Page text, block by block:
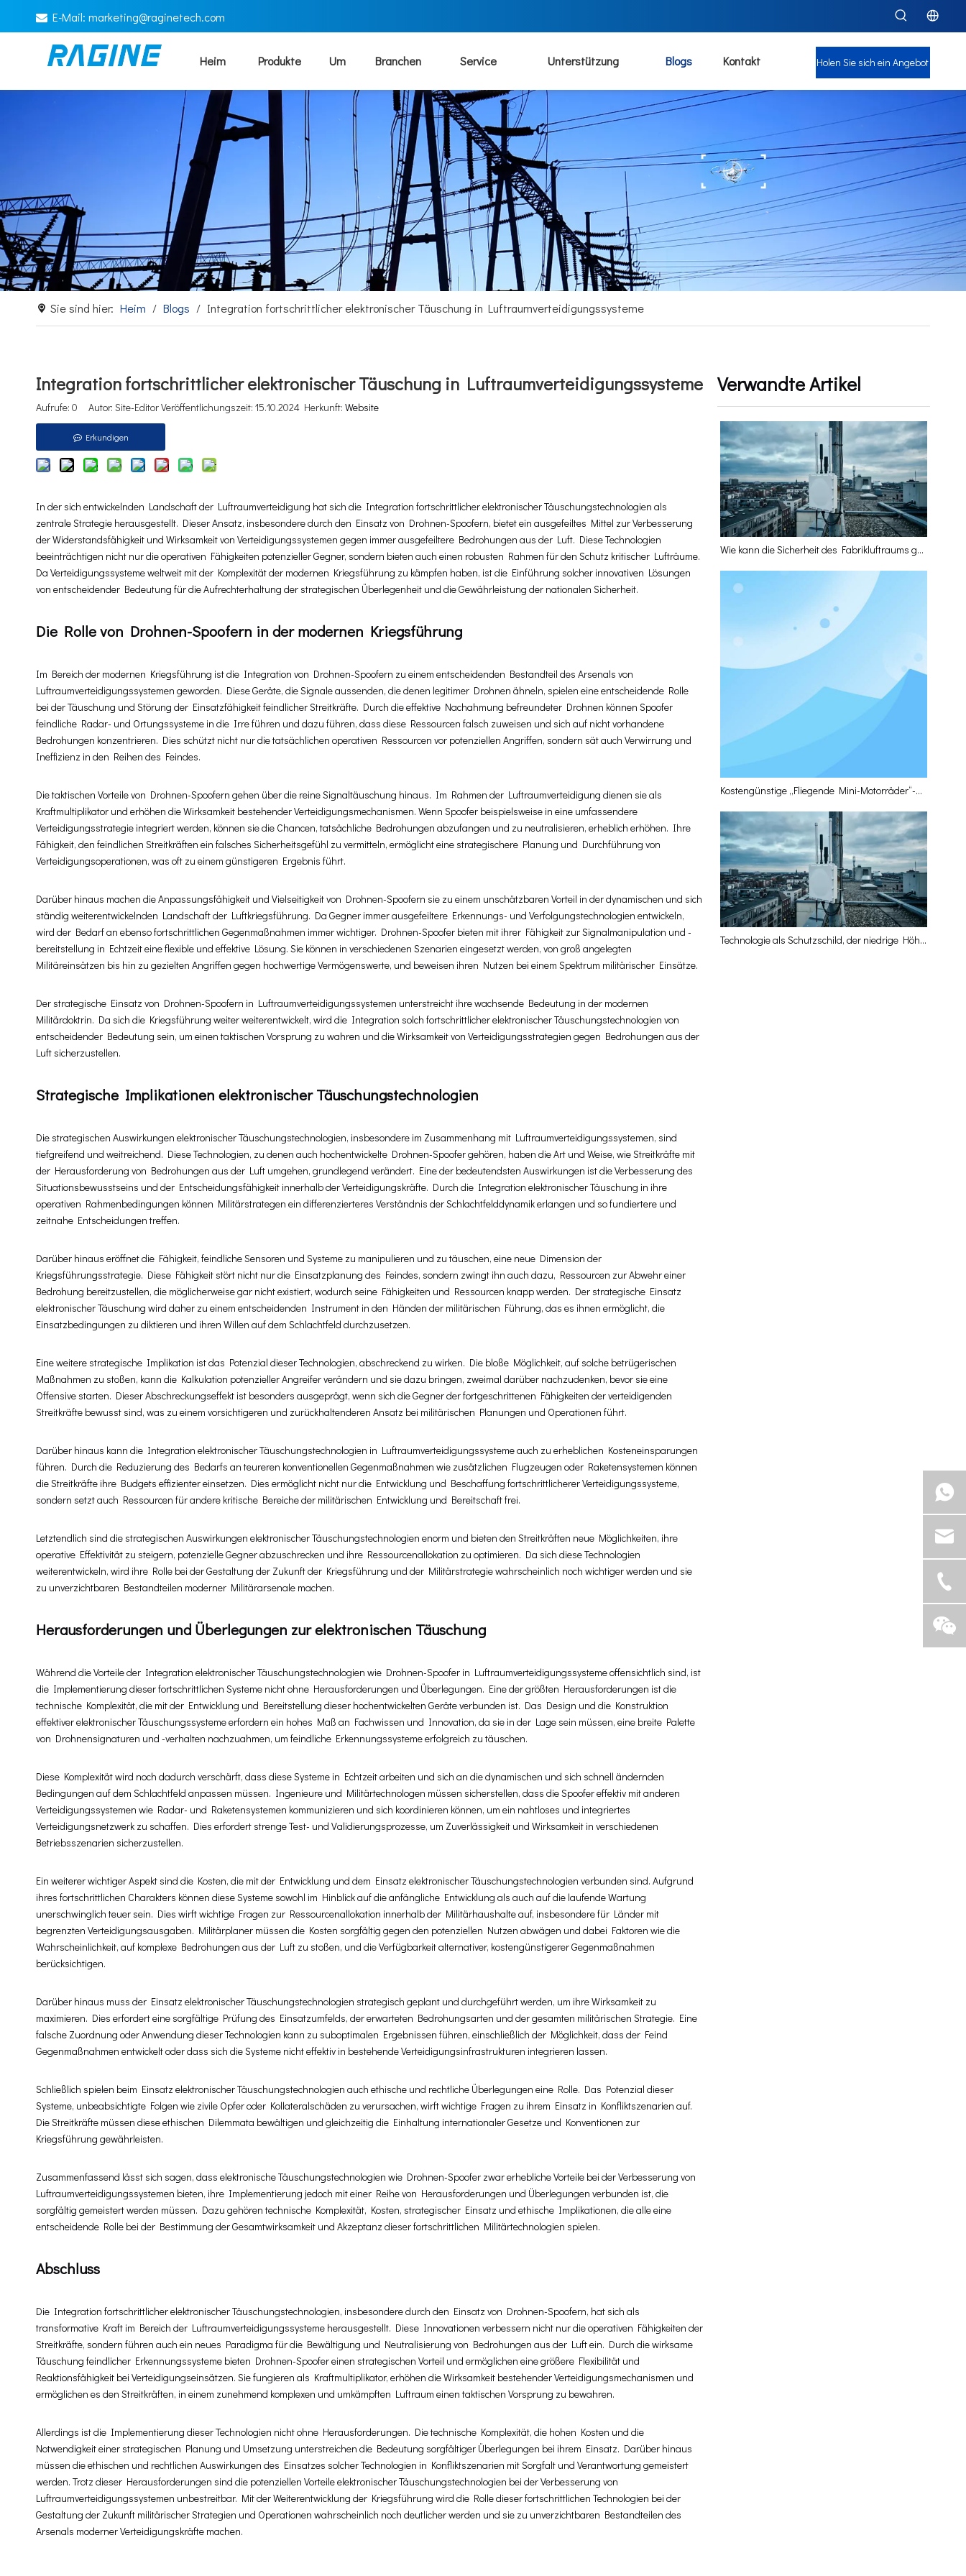
 E-Mail: marketing@raginetech.com
Heim Produkte Um Branchen Service Unterstützung Blogs Kontakt Holen Sie sich ein Angebot
Sie sind hier: Heim / Blogs / Integration fortschrittlicher elektronischer Täuschung in Luftraumverteidigungssysteme
Integration fortschrittlicher elektronischer Täuschung in Luftraumverteidigungssysteme
Aufrufe: 0 Autor: Site-Editor Veröffentlichungszeit: 15.10.2024 Herkunft: Website
Erkundigen
In der sich entwickelnden Landschaft der Luftraumverteidigung hat sich die Integration fortschrittlicher elektronischer Täuschungstechnologien als
zentrale Strategie herausgestellt. Dieser Ansatz, insbesondere durch den Einsatz von Drohnen-Spoofern, bietet ein ausgefeiltes Mittel zur Verbesserung
der Widerstandsfähigkeit und Wirksamkeit von Verteidigungssystemen gegen immer ausgefeiltere Bedrohungen aus der Luft. Diese Technologien
beeinträchtigen nicht nur die operativen Fähigkeiten potenzieller Gegner, sondern bieten auch einen robusten Rahmen für den Schutz kritischer Lufträume.
Da Verteidigungssysteme weltweit mit der Komplexität der modernen Kriegsführung zu kämpfen haben, ist die Einführung solcher innovativen Lösungen
von entscheidender Bedeutung für die Aufrechterhaltung der strategischen Überlegenheit und die Gewährleistung der nationalen Sicherheit.
Die Rolle von Drohnen-Spoofern in der modernen Kriegsführung
Im Bereich der modernen Kriegsführung ist die Integration von Drohnen-Spoofern zu einem entscheidenden Bestandteil des Arsenals von
Luftraumverteidigungssystemen geworden. Diese Geräte, die Signale aussenden, die denen legitimer Drohnen ähneln, spielen eine entscheidende Rolle
bei der Täuschung und Störung der Einsatzfähigkeit feindlicher Streitkräfte. Durch die effektive Nachahmung befreundeter Drohnen können Spoofer
feindliche Radar- und Ortungssysteme in die Irre führen und dazu führen, dass diese Ressourcen falsch zuweisen und sich auf nicht vorhandene
Bedrohungen konzentrieren. Dies schützt nicht nur die tatsächlichen operativen Ressourcen vor potenziellen Angriffen, sondern sät auch Verwirrung und
Ineffizienz in den Reihen des Feindes.
Die taktischen Vorteile von Drohnen-Spoofern gehen über die reine Signaltäuschung hinaus. Im Rahmen der Luftraumverteidigung dienen sie als
Kraftmultiplikator und erhöhen die Wirksamkeit bestehender Verteidigungsmechanismen. Wenn Spoofer beispielsweise in eine umfassendere
Verteidigungsstrategie integriert werden, können sie die Chancen, tatsächliche Bedrohungen abzufangen und zu neutralisieren, erheblich erhöhen. Ihre
Fähigkeit, den feindlichen Streitkräften ein falsches Sicherheitsgefühl zu vermitteln, ermöglicht eine strategischere Planung und Durchführung von
Verteidigungsoperationen, was oft zu einem günstigeren Ergebnis führt.
Darüber hinaus machen die Anpassungsfähigkeit und Vielseitigkeit von Drohnen-Spoofern sie zu einem unschätzbaren Vorteil in der dynamischen und sich
ständig weiterentwickelnden Landschaft der Luftkriegsführung. Da Gegner immer ausgefeiltere Erkennungs- und Verfolgungstechnologien entwickeln,
wird der Bedarf an ebenso fortschrittlichen Gegenmaßnahmen immer wichtiger. Drohnen-Spoofer bieten mit ihrer Fähigkeit zur Signalmanipulation und -
bereitstellung in Echtzeit eine flexible und effektive Lösung. Sie können in verschiedenen Szenarien eingesetzt werden, von groß angelegten
Militäreinsätzen bis hin zu gezielten Angriffen gegen hochwertige Vermögenswerte, und beweisen ihren Nutzen bei einem Spektrum militärischer Einsätze.
Der strategische Einsatz von Drohnen-Spoofern in Luftraumverteidigungssystemen unterstreicht ihre wachsende Bedeutung in der modernen
Militärdoktrin. Da sich die Kriegsführung weiter weiterentwickelt, wird die Integration solch fortschrittlicher elektronischer Täuschungstechnologien von
entscheidender Bedeutung sein, um einen taktischen Vorsprung zu wahren und die Wirksamkeit von Verteidigungsstrategien gegen Bedrohungen aus der
Luft sicherzustellen.
Strategische Implikationen elektronischer Täuschungstechnologien
Die strategischen Auswirkungen elektronischer Täuschungstechnologien, insbesondere im Zusammenhang mit Luftraumverteidigungssystemen, sind
tiefgreifend und weitreichend. Diese Technologien, zu denen auch hochentwickelte Drohnen-Spoofer gehören, haben die Art und Weise, wie Streitkräfte mit
der Herausforderung von Bedrohungen aus der Luft umgehen, grundlegend verändert. Eine der bedeutendsten Auswirkungen ist die Verbesserung des
Situationsbewusstseins und der Entscheidungsfähigkeit innerhalb der Verteidigungskräfte. Durch die Integration elektronischer Täuschung in ihre
operativen Rahmenbedingungen können Militärstrategen ein differenzierteres Verständnis der Schlachtfelddynamik erlangen und so fundiertere und
zeitnahe Entscheidungen treffen.
Darüber hinaus eröffnet die Fähigkeit, feindliche Sensoren und Systeme zu manipulieren und zu täuschen, eine neue Dimension der
Kriegsführungsstrategie. Diese Fähigkeit stört nicht nur die Einsatzplanung des Feindes, sondern zwingt ihn auch dazu, Ressourcen zur Abwehr einer
Bedrohung bereitzustellen, die möglicherweise gar nicht existiert, wodurch seine Fähigkeiten und Ressourcen knapp werden. Der strategische Einsatz
elektronischer Täuschung wird daher zu einem entscheidenden Instrument in den Händen der militärischen Führung, das es ihnen ermöglicht, die
Einsatzbedingungen zu diktieren und ihren Willen auf dem Schlachtfeld durchzusetzen.
Eine weitere strategische Implikation ist das Potenzial dieser Technologien, abschreckend zu wirken. Die bloße Möglichkeit, auf solche betrügerischen
Maßnahmen zu stoßen, kann die Kalkulation potenzieller Angreifer verändern und sie dazu bringen, zweimal darüber nachzudenken, bevor sie eine
Offensive starten. Dieser Abschreckungseffekt ist besonders ausgeprägt, wenn sich die Gegner der fortgeschrittenen Fähigkeiten der verteidigenden
Streitkräfte bewusst sind, was zu einem vorsichtigeren und zurückhaltenderen Ansatz bei militärischen Planungen und Operationen führt.
Darüber hinaus kann die Integration elektronischer Täuschungstechnologien in Luftraumverteidigungssysteme auch zu erheblichen Kosteneinsparungen
führen. Durch die Reduzierung des Bedarfs an teureren konventionellen Gegenmaßnahmen wie zusätzlichen Flugzeugen oder Raketensystemen können
die Streitkräfte ihre Budgets effizienter einsetzen. Dies ermöglicht nicht nur die Entwicklung und Beschaffung fortschrittlicherer Verteidigungssysteme,
sondern setzt auch Ressourcen für andere kritische Bereiche der militärischen Entwicklung und Bereitschaft frei.
Letztendlich sind die strategischen Auswirkungen elektronischer Täuschungstechnologien enorm und bieten den Streitkräften neue Möglichkeiten, ihre
operative Effektivität zu steigern, potenzielle Gegner abzuschrecken und ihre Ressourcenallokation zu optimieren. Da sich diese Technologien
weiterentwickeln, wird ihre Rolle bei der Gestaltung der Zukunft der Kriegsführung und der Militärstrategie wahrscheinlich noch wichtiger werden und sie
zu unverzichtbaren Bestandteilen moderner Militärarsenale machen.
Herausforderungen und Überlegungen zur elektronischen Täuschung
Während die Vorteile der Integration elektronischer Täuschungstechnologien wie Drohnen-Spoofer in Luftraumverteidigungssysteme offensichtlich sind, ist
die Implementierung dieser fortschrittlichen Systeme nicht ohne Herausforderungen und Überlegungen. Eine der größten Herausforderungen ist die
technische Komplexität, die mit der Entwicklung und Bereitstellung dieser hochentwickelten Geräte verbunden ist. Das Design und die Konstruktion
effektiver elektronischer Täuschungssysteme erfordern ein hohes Maß an Fachwissen und Innovation, da sie in der Lage sein müssen, eine breite Palette
von Drohnensignaturen und -verhalten nachzuahmen, um feindliche Erkennungssysteme erfolgreich zu täuschen.
Diese Komplexität wird noch dadurch verschärft, dass diese Systeme in Echtzeit arbeiten und sich an die dynamischen und sich schnell ändernden
Bedingungen auf dem Schlachtfeld anpassen müssen. Ingenieure und Militärtechnologen müssen sicherstellen, dass die Spoofer effektiv mit anderen
Verteidigungssystemen wie Radar- und Raketensystemen kommunizieren und sich koordinieren können, um ein nahtloses und integriertes
Verteidigungsnetzwerk zu schaffen. Dies erfordert strenge Test- und Validierungsprozesse, um Zuverlässigkeit und Wirksamkeit in verschiedenen
Betriebsszenarien sicherzustellen.
Ein weiterer wichtiger Aspekt sind die Kosten, die mit der Entwicklung und dem Einsatz elektronischer Täuschungstechnologien verbunden sind. Aufgrund
ihres fortschrittlichen Charakters können diese Systeme sowohl im Hinblick auf die anfängliche Entwicklung als auch auf die laufende Wartung
unerschwinglich teuer sein. Dies wirft wichtige Fragen zur Ressourcenallokation innerhalb der Militärhaushalte auf, insbesondere für Länder mit
begrenzten Verteidigungsausgaben. Militärplaner müssen die Kosten sorgfältig gegen den potenziellen Nutzen abwägen und dabei Faktoren wie die
Wahrscheinlichkeit, auf komplexe Bedrohungen aus der Luft zu stoßen, und die Verfügbarkeit alternativer, kostengünstigerer Gegenmaßnahmen
berücksichtigen.
Darüber hinaus muss der Einsatz elektronischer Täuschungstechnologien strategisch geplant und durchgeführt werden, um ihre Wirksamkeit zu
maximieren. Dies erfordert eine sorgfältige Prüfung des Einsatzumfelds, der erwarteten Bedrohungsarten und der gesamten militärischen Strategie. Eine
falsche Zuordnung oder Anwendung dieser Technologien kann zu suboptimalen Ergebnissen führen, einschließlich der Möglichkeit, dass der Feind
Gegenmaßnahmen entwickelt oder dass sich die Systeme nicht effektiv in bestehende Verteidigungsinfrastrukturen integrieren lassen.
Schließlich spielen beim Einsatz elektronischer Täuschungstechnologien auch ethische und rechtliche Überlegungen eine Rolle. Das Potenzial dieser
Systeme, unbeabsichtigte Folgen wie zivile Opfer oder Kollateralschäden zu verursachen, wirft wichtige Fragen zu ihrem Einsatz in Konfliktszenarien auf.
Die Streitkräfte müssen diese ethischen Dilemmata bewältigen und gleichzeitig die Einhaltung internationaler Gesetze und Konventionen zur
Kriegsführung gewährleisten.
Zusammenfassend lässt sich sagen, dass elektronische Täuschungstechnologien wie Drohnen-Spoofer zwar erhebliche Vorteile bei der Verbesserung von
Luftraumverteidigungssystemen bieten, ihre Implementierung jedoch mit einer Reihe von Herausforderungen und Überlegungen verbunden ist, die
sorgfältig gemeistert werden müssen. Dazu gehören technische Komplexität, Kosten, strategischer Einsatz und ethische Implikationen, die alle eine
entscheidende Rolle bei der Bestimmung der Gesamtwirksamkeit und Akzeptanz dieser fortschrittlichen Militärtechnologien spielen.
Abschluss
Die Integration fortschrittlicher elektronischer Täuschungstechnologien, insbesondere durch den Einsatz von Drohnen-Spoofern, hat sich als
transformative Kraft im Bereich der Luftraumverteidigungssysteme herausgestellt. Diese Innovationen verbessern nicht nur die operativen Fähigkeiten der
Streitkräfte, sondern führen auch ein neues Paradigma für die Bewältigung und Neutralisierung von Bedrohungen aus der Luft ein. Durch die wirksame
Täuschung feindlicher Erkennungssysteme bieten Drohnen-Spoofer einen strategischen Vorteil und ermöglichen eine größere Flexibilität und
Reaktionsfähigkeit bei Verteidigungseinsätzen. Sie fungieren als Kraftmultiplikator, erhöhen die Wirksamkeit bestehender Verteidigungsmechanismen und
ermöglichen es den Streitkräften, in einem zunehmend komplexen und umkämpften Luftraum einen taktischen Vorsprung zu bewahren.
Allerdings ist die Implementierung dieser Technologien nicht ohne Herausforderungen. Die technische Komplexität, die hohen Kosten und die
Notwendigkeit einer strategischen Planung und Umsetzung unterstreichen die Bedeutung sorgfältiger Überlegungen bei ihrem Einsatz. Darüber hinaus
müssen die ethischen und rechtlichen Auswirkungen des Einsatzes solcher Technologien in Konfliktszenarien mit Sorgfalt und Verantwortung gemeistert
werden. Trotz dieser Herausforderungen sind die potenziellen Vorteile elektronischer Täuschungstechnologien bei der Verbesserung von
Luftraumverteidigungssystemen unbestreitbar. Mit der Weiterentwicklung der Kriegsführung wird die Rolle dieser fortschrittlichen Technologien bei der
Gestaltung der Zukunft militärischer Strategien und Operationen wahrscheinlich noch deutlicher werden und sie zu unverzichtbaren Bestandteilen des
Arsenals moderner Verteidigungskräfte machen.
Verwandte Artikel
Wie kann die Sicherheit des Fabrikluftraums gewährleistet werden? Die Low-Altitude Perception Base Station hat die Antwort
Kostengünstige „Fliegende Mini-Motorräder“-Drohnen-Rampage? Leiqing-Technologie liefert die optimale mehrschichtige Verteidigungslösung
Technologie als Schutzschild, der niedrige Höhen schützt und die hochwertige Entwicklung der Wirtschaft in niedrigen Höhen fördert